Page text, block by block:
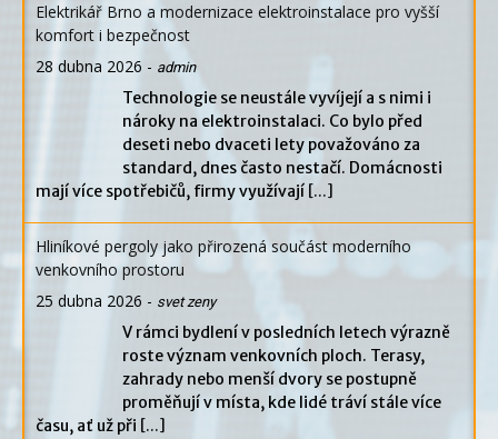
Elektrikář Brno a modernizace elektroinstalace pro vyšší
komfort i bezpečnost
28 dubna 2026 - admin
Technologie se neustále vyvíjejí a s nimi i
nároky na elektroinstalaci. Co bylo před
deseti nebo dvaceti lety považováno za
standard, dnes často nestačí. Domácnosti
mají více spotřebičů, firmy využívají [...]
Hliníkové pergoly jako přirozená součást moderního
venkovního prostoru
25 dubna 2026 - svet zeny
V rámci bydlení v posledních letech výrazně
roste význam venkovních ploch. Terasy,
zahrady nebo menší dvory se postupně
proměňují v místa, kde lidé tráví stále více
času, ať už při [...]